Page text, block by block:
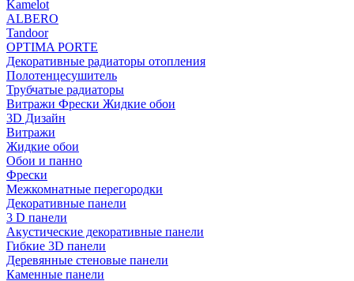
Kamelot
ALBERO
Tandoor
OPTIMA PORTE
Декоративные радиаторы отопления
Полотенцесушитель
Трубчатые радиаторы
Витражи Фрески Жидкие обои
3D Дизайн
Витражи
Жидкие обои
Обои и панно
Фрески
Межкомнатные перегородки
Декоративные панели
3 D панели
Акустические декоративные панели
Гибкие 3D панели
Деревянные стеновые панели
Каменные панели